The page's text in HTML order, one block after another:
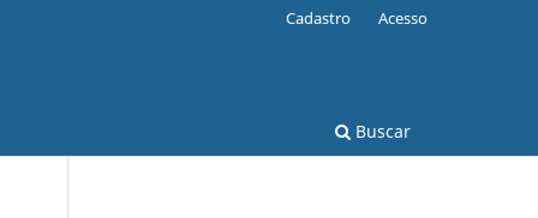
Buscar
Cadastro Acesso